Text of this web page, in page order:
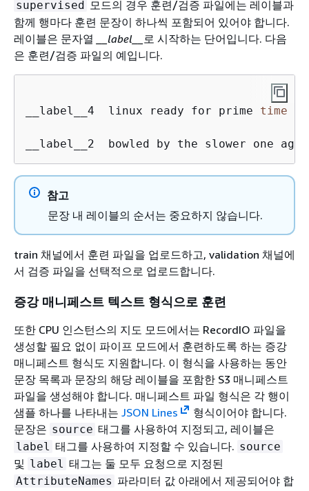
supervised 모드의 경우 훈련/검증 파일에는 레이블과
함께 행마다 훈련 문장이 하나씩 포함되어 있어야 합니다.
레이블은 문자열
__label__
로 시작하는 단어입니다. 다음
은 훈련/검증 파일의 예입니다.
__label__4  linux ready for prime time
__label__2  bowled by the slower one
참고
문장 내 레이블의 순서는 중요하지 않습니다.
train 채널에서 훈련 파일을 업로드하고, validation 채널에
서 검증 파일을 선택적으로 업로드합니다.
증강 매니페스트 텍스트 형식으로 훈련
또한 CPU 인스턴스의 지도 모드에서는 RecordIO 파일을
생성할 필요 없이 파이프 모드에서 훈련하도록 하는 증강
매니페스트 형식도 지원합니다. 이 형식을 사용하는 동안
문장 목록과 문장의 해당 레이블을 포함한 S3 매니페스트
파일을 생성해야 합니다. 매니페스트 파일 형식은 각 행이
샘플 하나를 나타내는 JSON Lines
형식이어야 합니다.
문장은 source 태그를 사용하여 지정되고, 레이블은
label 태그를 사용하여 지정할 수 있습니다. source
및 label 태그는 둘 모두 요청으로 지정된
AttributeNames 파라미터 값 아래에서 제공되어야 합